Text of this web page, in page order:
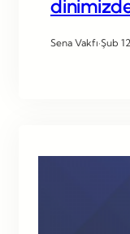
Sena Vakfı·Şub